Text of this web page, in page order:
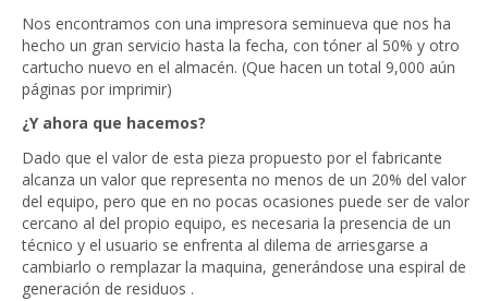
Nos encontramos con una impresora seminueva que nos ha
hecho un gran servicio hasta la fecha, con tóner al 50% y otro
cartucho nuevo en el almacén. (Que hacen un total 9,000 aún
páginas por imprimir)
¿Y ahora que hacemos?
Dado que el valor de esta pieza propuesto por el fabricante
alcanza un valor que representa no menos de un 20% del valor
del equipo, pero que en no pocas ocasiones puede ser de valor
cercano al del propio equipo, es necesaria la presencia de un
técnico y el usuario se enfrenta al dilema de arriesgarse a
cambiarlo o remplazar la maquina, generándose una espiral de
generación de residuos .